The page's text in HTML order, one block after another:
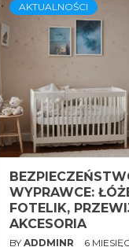
AKTUALNOŚCI
WYPRAWCE:
FOTELIK,
AKCESORIA
BY ADDMINR 6